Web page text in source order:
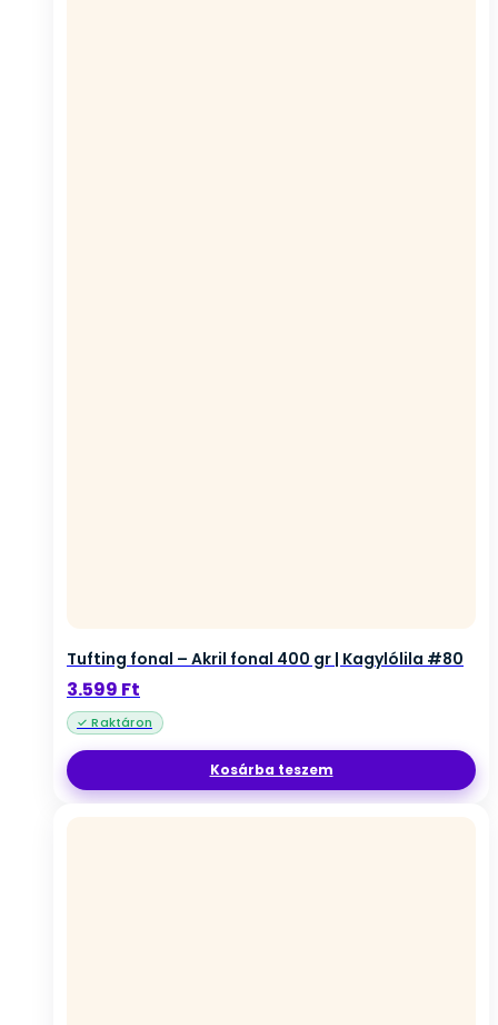
Tufting fonal – Akril fonal 400 gr | Kagylólila #80
3.599 Ft
Kosárba teszem